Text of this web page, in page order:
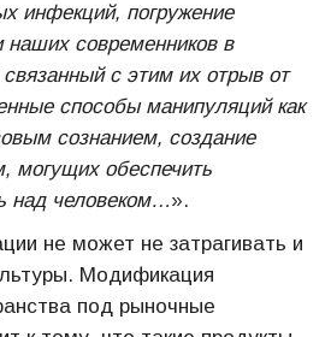
инфекций, погружение
наших современников в
с этим их отрыв от
способы манипуляций как
сознанием, создание
могущих обеспечить
над человеком…».
не может не затрагивать и
Модификация
под рыночные